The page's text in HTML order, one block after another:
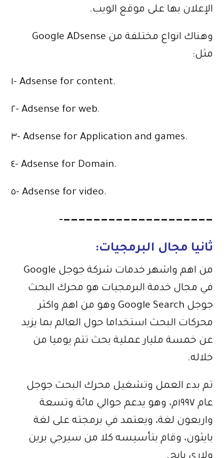
الإعلان بها على موقع الويب.
وهناك انواع مختلفة من Google ADsense
مثل:
١- Adsense for content.
٢- Adsense for web.
٣- Adsense for Application and games.
٤- Adsense for Domain.
٥- Adsense for video.
————————————————————-
ثانيا مجال البرمجيات:
من اهم واشهر خدمات شركة جوجل Google
في مجال خدمة البرمجيات هو محرك البحث
جوجل Google Search وهو من اهم واكثر
محركات البحث استخداما حول العالم بما يزيد
عن خمسة مليار عملية بحث تتم يوميا من
خلاله.
تم بدء العمل وتشغيل محرك البحث جوجل
عام ١٩٩٧م، وهو يدعم حوالي مائة وتسعة
واربعون لغة، ويعتمد في برمجته على لغة
بايثون، وقام بتأسيسه كلا من سيرجي برين